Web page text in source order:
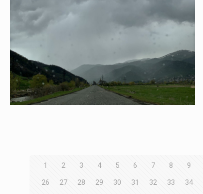
1 2 3 4 5 6 7 8 9
26
27 28 29 30 31 32 33 34